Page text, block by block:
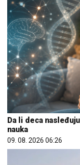
Da li deca
nauka
09. 08. 2026 06:26